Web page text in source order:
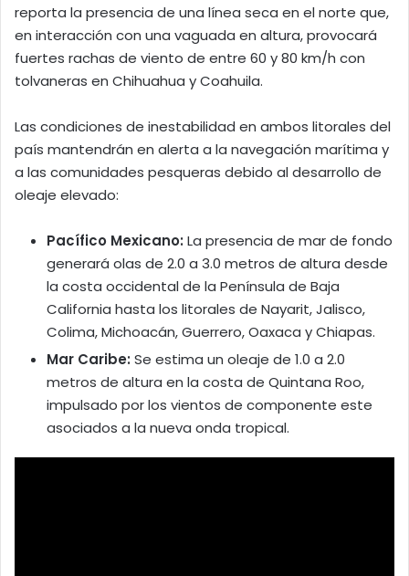
reporta la presencia de una línea seca en el norte que,
en interacción con una vaguada en altura, provocará
fuertes rachas de viento de entre 60 y 80 km/h con
tolvaneras en Chihuahua y Coahuila.
Las condiciones de inestabilidad en ambos litorales del
país mantendrán en alerta a la navegación marítima y
a las comunidades pesqueras debido al desarrollo de
oleaje elevado:
Pacífico Mexicano: La presencia de mar de fondo
generará olas de 2.0 a 3.0 metros de altura desde
la costa occidental de la Península de Baja
California hasta los litorales de Nayarit, Jalisco,
Colima, Michoacán, Guerrero, Oaxaca y Chiapas.
Mar Caribe: Se estima un oleaje de 1.0 a 2.0
metros de altura en la costa de Quintana Roo,
impulsado por los vientos de componente este
asociados a la nueva onda tropical.